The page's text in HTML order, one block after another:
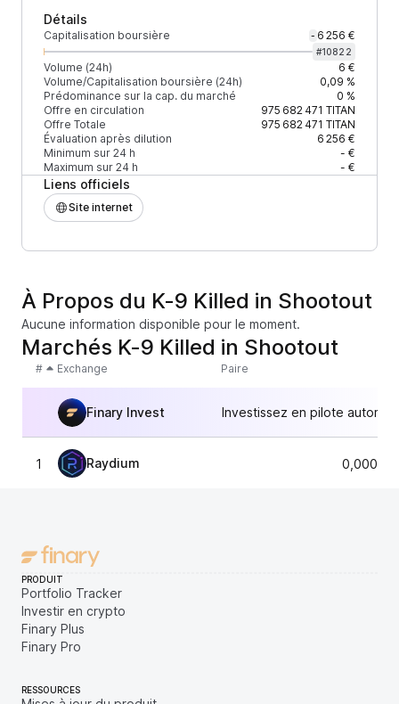
Détails
Capitalisation boursière - 6 256 €
#10822
Volume (24h)
6 €
Volume/Capitalisation boursière (24h)
0,09 %
Prédominance sur la cap. du marché
0 %
Offre en circulation
975 682 471 TITAN
Offre Totale
975 682 471 TITAN
Évaluation après dilution
6 256 €
Minimum sur 24 h
- €
Maximum sur 24 h
- €
Liens officiels
Site internet
À Propos du K-9 Killed in Shootout
Aucune information disponible pour le moment.
Marchés K-9 Killed in Shootout
# Exchange Paire
Finary Invest Investissez en pilote
1 Raydium
PRODUIT
Portfolio Tracker
Investir en crypto
Finary Plus
Finary Pro
RESSOURCES